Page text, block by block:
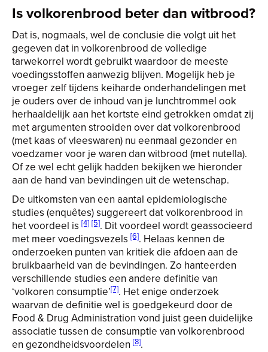
Is volkorenbrood beter dan witbrood?
Dat is, nogmaals, wel de conclusie die volgt uit het
gegeven dat in volkorenbrood de volledige
tarwekorrel wordt gebruikt waardoor de meeste
voedingsstoffen aanwezig blijven. Mogelijk heb je
vroeger zelf tijdens keiharde onderhandelingen met
je ouders over de inhoud van je lunchtrommel ook
herhaaldelijk aan het kortste eind getrokken omdat zij
met argumenten strooiden over dat volkorenbrood
(met kaas of vleeswaren) nu eenmaal gezonder en
voedzamer voor je waren dan witbrood (met nutella).
Of ze wel echt gelijk hadden bekijken we hieronder
aan de hand van bevindingen uit de wetenschap.
De uitkomsten van een aantal epidemiologische
studies (enquêtes) suggereert dat volkorenbrood in
het voordeel is [4] [5]. Dit voordeel wordt geassocieerd
met meer voedingsvezels [6]. Helaas kennen de
onderzoeken punten van kritiek die afdoen aan de
bruikbaarheid van de bevindingen. Zo hanteerden
verschillende studies een andere definitie van
‘volkoren consumptie’[7]. Het enige onderzoek
waarvan de definitie wel is goedgekeurd door de
Food & Drug Administration vond juist geen duidelijke
associatie tussen de consumptie van volkorenbrood
en gezondheidsvoordelen [8].